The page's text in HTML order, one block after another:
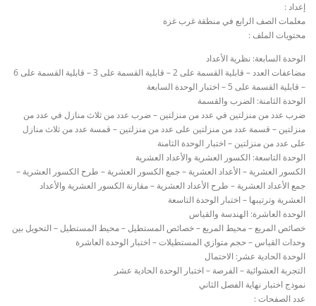
إعداد :
معلمات الصف الرابع في منطقة غرب غزة
محتويات الملف :
الوحدة السابعة: نظرية الأعداد
مضاعفات العدد – قابلية القسمة على 2 – قابلية القسمة على 3 – قابلية القسمة على 6
– قابلية القسمة على 5 – اختبار الوحدة السابعة
الوحدة الثامنة: الضرب والقسمة
ضرب عدد من منزلتين في عدد من منزلتين – ضرب عدد من ثلاث منازل في عدد من
منزلتين – قسمة عدد من منزلتين على عدد من منزلتين – قمسة عدد من ثلاث منازل
على عدد من منزلتين – اختبار الوحدة الثامنة
الوحدة التاسعة: الكسور العشرية والأعداد العشرية
الكسور العشرية – الأعداد العشرية – جمع الكسور العشرية – طرح الكسور العشرية –
جمع الأعداد العشرية – طرح الأعداد العشرية – مقارنة الكسور العشرية والأعداد
العشرية وترتيبها – اختبار الوحدة التاسعة
الوحدة العاشرة: الهندسة والقياس
خصائص المربع – محيط المربع – خصائص المستطيل – محيط المستطيل – التحويل بين
وحدات القياس – حجم متوازي المستطيلات – اختبار الوحدة العاشرة
الوحدة الحادية عشر: الاحتمال
التجربة العشوائية – الفرصة – اختبار الوحدة الحادية عشر
نموذج اختبار نهاية الفصل الثاني
عدد الصفحات :